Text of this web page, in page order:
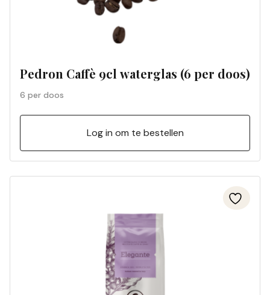
Pedron Caffè 9cl waterglas (6 per doos)
6 per doos
Log in om te bestellen